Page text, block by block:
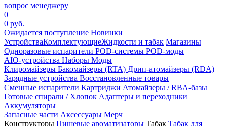
вопрос менеджеру
0
0 руб.
Ожидается поступление Новинки
УстройстваКомплектующиеЖидкости и табак Магазины
Одноразовые испарители POD-системы POD-моды
AIO-устройства Наборы Моды
Клиромайзеры Бакомайзеры (RTA) Дрип-атомайзеры (RDA)
Зарядные устройства Восстановленные товары
Сменные испарители Картриджи Атомайзеры / RBA-базы
Готовые спирали / Хлопок Адаптеры и переходники
Аккумуляторы
Запасные части Аксессуары Мерч
Конструкторы Пищевые ароматизаторы Табак Табак для